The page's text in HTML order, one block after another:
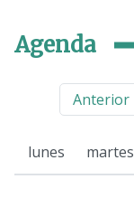
Agenda
Anterior
lunes martes